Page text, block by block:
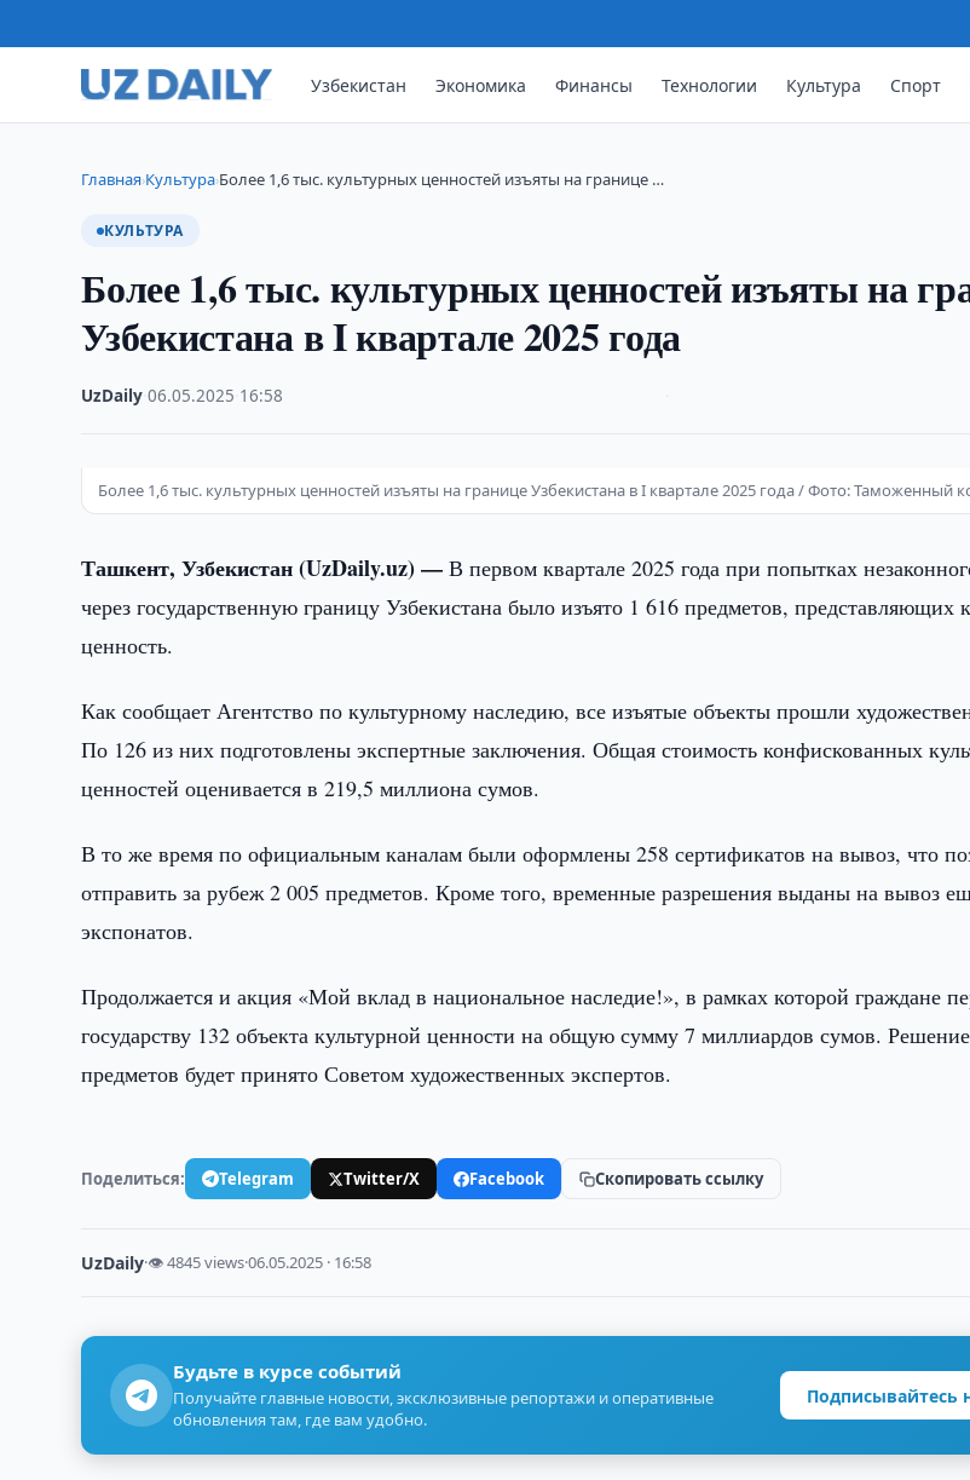
Узбекистан Экономика Финансы Технологии Культура Спорт
Главная›Культура›Более 1,6 тыс. культурных ценностей изъяты на границе …
КУЛЬТУРА
Более 1,6 тыс. культурных ценностей изъяты на
Узбекистана в I квартале 2025 года
UzDaily ·06.05.2025 16:58
Более 1,6 тыс. культурных ценностей изъяты на границе Узбекистана в I квартале 2025 года / Фото: Таможенный
Ташкент, Узбекистан (UzDaily.uz) —В первом квартале 2025 года при попытках
через государственную границу Узбекистана было изъято 1 616 предметов, представляющих
ценность.
Как сообщает Агентство по культурному наследию, все изъятые объекты прошли
По 126 из них подготовлены экспертные заключения. Общая стоимость конфискованных
ценностей оценивается в 219,5 миллиона сумов.
В то же время по официальным каналам были оформлены 258 сертификатов на вывоз, что
отправить за рубеж 2 005 предметов. Кроме того, временные разрешения выданы на вывоз
экспонатов.
Продолжается и акция «Мой вклад в национальное наследие!», в рамках которой граждане
государству 132 объекта культурной ценности на общую сумму 7 миллиардов сумов.
предметов будет принято Советом художественных экспертов.
Поделиться: Telegram Twitter/X Facebook Скопировать ссылку
UzDaily·👁 4845 views·06.05.2025 · 16:58
Будьте в курсе событий
Получайте главные новости, эксклюзивные репортажи и оперативные
обновления там, где вам удобно.
Подписывайтесь